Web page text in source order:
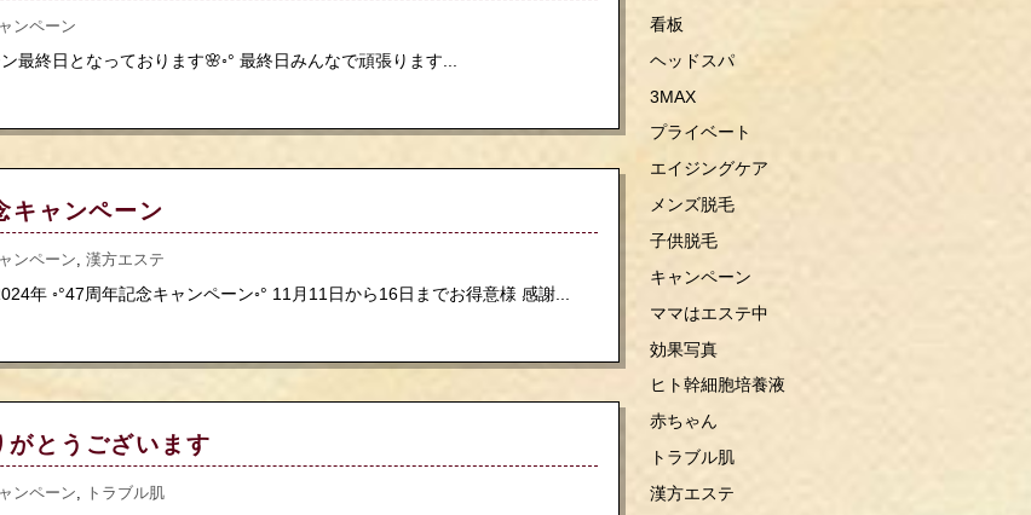
ンペーン
最終日となっております🌸◦° 最終日みんなで頑張ります...
キャンペーン
ンペーン ,漢方エステ
年 ◦°47周年記念キャンペーン◦° 11月11日から16日までお得意様 感謝...
がとうございます
ンペーン トラブル肌
看板
ヘッドスパ
3MAX
プライベート
エイジングケア
メンズ脱毛
子供脱毛
キャンペーン
ママはエステ中
効果写真
ヒト幹細胞培養液
赤ちゃん
トラブル肌
漢方エステ